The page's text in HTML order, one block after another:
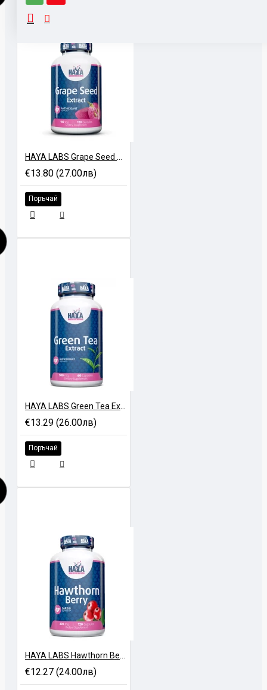
HAYA LABS Grape Seed Extract - 120 caps
€13.80 (27.00лв)
Поръчай
HAYA LABS Green Tea Extract - 60 caps
€13.29 (26.00лв)
Поръчай
HAYA LABS Hawthorn Berry - 120 caps
€12.27 (24.00лв)